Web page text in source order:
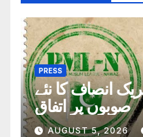
PRESS
انصاف کا نئے
صوبوں پر اتفاق
AUGUST 5, 2026